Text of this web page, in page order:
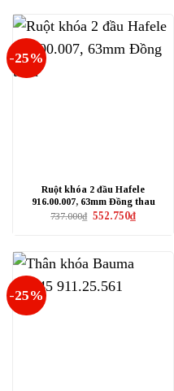
-25%
Ruột khóa 2 đầu Hafele
916.00.007, 63mm Đồng thau
737.000₫ Giá
552.750₫Giá
hiện
-25%